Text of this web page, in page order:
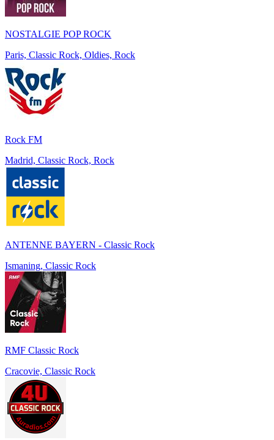
NOSTALGIE POP ROCK
Paris, Classic Rock, Oldies, Rock
Rock FM
Madrid, Classic Rock, Rock
ANTENNE BAYERN - Classic Rock
Ismaning, Classic Rock
RMF Classic Rock
Cracovie, Classic Rock